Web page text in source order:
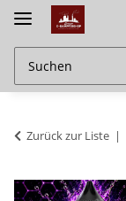
Zurück zur Liste